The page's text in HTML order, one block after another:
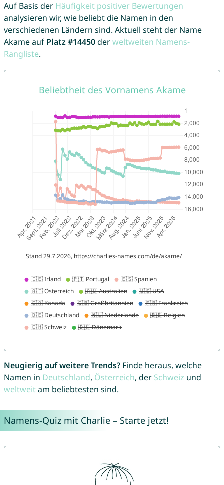
Auf Basis der Häufigkeit positiver Bewertungen
analysieren wir, wie beliebt die Namen in den
verschiedenen Ländern sind. Aktuell steht der Name
Akame auf Platz #14450derweltweiten Namens-
Rangliste.
Neugierig auf weitere Trends?Finde heraus, welche
Namen in Deutschland, Österreich, der Schweiz und
weltweitam beliebtesten sind.
Namens-Quiz mit Charlie – Starte jetzt!